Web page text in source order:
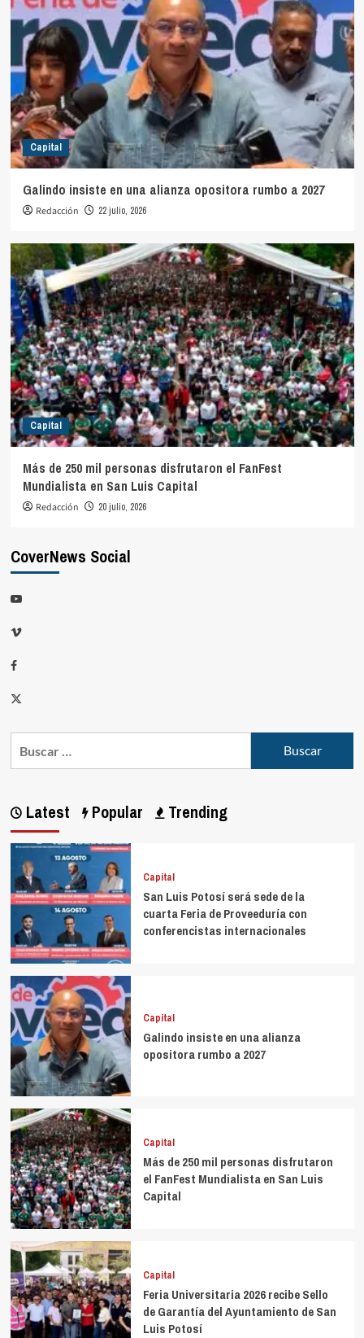
Capital
Galindo insiste en una alianza opositora rumbo a 2027
Redacción 22 julio, 2026
Capital
Más de 250 mil personas disfrutaron el FanFest
Mundialista en San Luis Capital
Redacción 20 julio, 2026
CoverNews Social
Latest Popular Trending
Capital
San Luis Potosí será sede de la
cuarta Feria de Proveeduría con
conferencistas internacionales
Capital
Galindo insiste en una alianza
opositora rumbo a 2027
Capital
Más de 250 mil personas disfrutaron
el FanFest Mundialista en San Luis
Capital
Capital
Feria Universitaria 2026 recibe Sello
de Garantía del Ayuntamiento de San
Luis Potosí